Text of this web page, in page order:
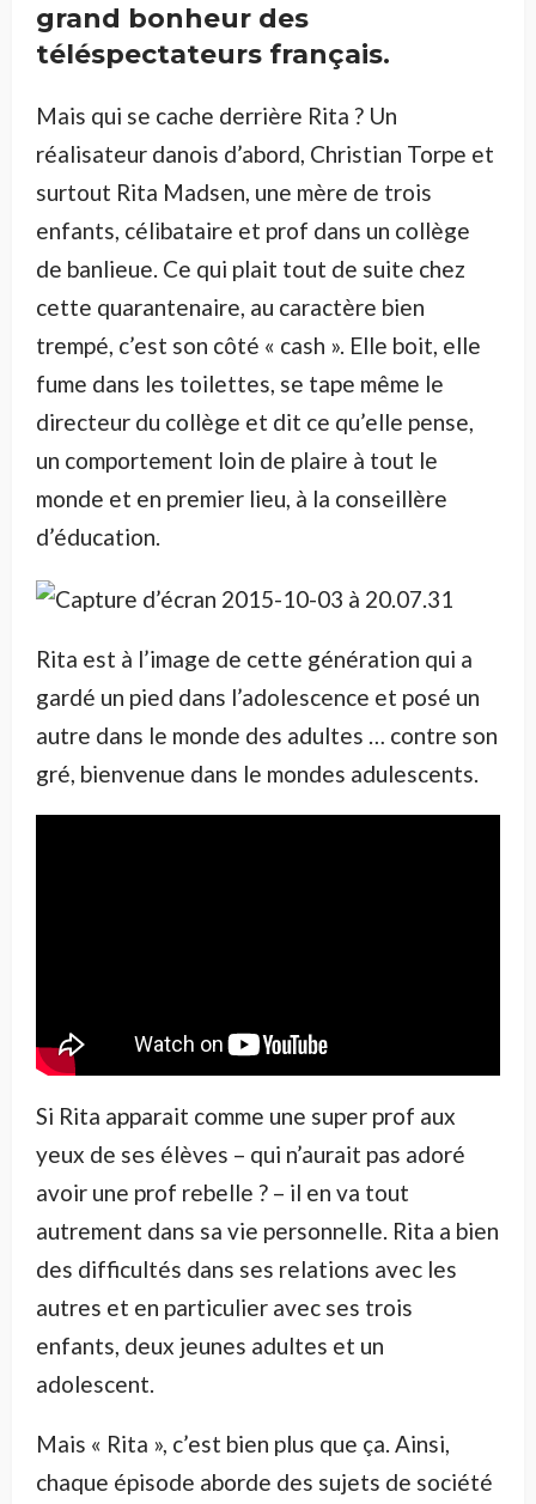
grand bonheur des
téléspectateurs français.
Mais qui se cache derrière Rita ? Un
réalisateur danois d’abord, Christian Torpe et
surtout Rita Madsen, une mère de trois
enfants, célibataire et prof dans un collège
de banlieue. Ce qui plait tout de suite chez
cette quarantenaire, au caractère bien
trempé, c’est son côté « cash ». Elle boit, elle
fume dans les toilettes, se tape même le
directeur du collège et dit ce qu’elle pense,
un comportement loin de plaire à tout le
monde et en premier lieu, à la conseillère
d’éducation.
Rita est à l’image de cette génération qui a
gardé un pied dans l’adolescence et posé un
autre dans le monde des adultes … contre son
gré, bienvenue dans le mondes adulescents.
Si Rita apparait comme une super prof aux
yeux de ses élèves – qui n’aurait pas adoré
avoir une prof rebelle ? – il en va tout
autrement dans sa vie personnelle. Rita a bien
des difficultés dans ses relations avec les
autres et en particulier avec ses trois
enfants, deux jeunes adultes et un
adolescent.
Mais « Rita », c’est bien plus que ça. Ainsi,
chaque épisode aborde des sujets de société